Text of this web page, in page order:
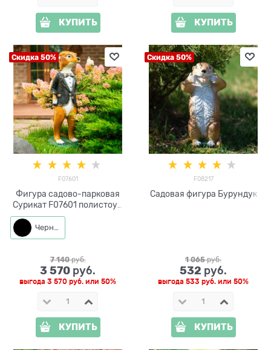
КУПИТЬ КУПИТЬ
Скидка 50%
F07601
Фигура садово-парковая
Сурикат F07601 полистоун
h=95см
Черный
7 140 руб.
3 570 руб.
выгода 3 570 руб. или 50%
КУПИТЬ
Скидка 50%
F08217
Садовая фигура Бурундук
1 065 руб.
532 руб.
выгода 533 руб. или 50%
КУПИТЬ